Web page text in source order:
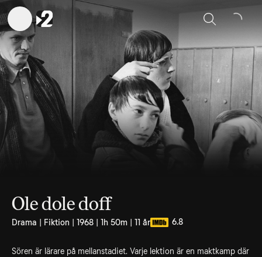
Sök
Ole dole doff
Drama | Fiktion | 1968 | 1h 50m | 11 år 6.8
Sören är lärare på mellanstadiet. Varje lektion är en maktkamp där